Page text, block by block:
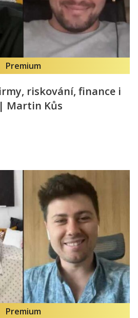
Premium
riskování, finance i
Martin Kůs
Premium